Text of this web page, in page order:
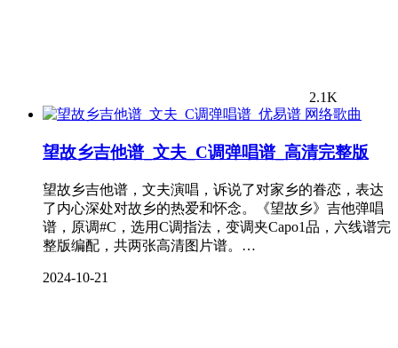
2.1K
网络歌曲
望故乡吉他谱_文夫_C调弹唱谱_高清完整版
望故乡吉他谱，文夫演唱，诉说了对家乡的眷恋，表达
了内心深处对故乡的热爱和怀念。《望故乡》吉他弹唱
谱，原调#C，选用C调指法，变调夹Capo1品，六线谱完
整版编配，共两张高清图片谱。…
2024-10-21